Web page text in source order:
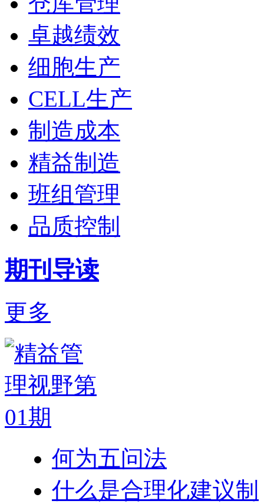
卓越绩效
细胞生产
CELL生产
制造成本
精益制造
班组管理
品质控制
期刊导读
更多
何为五问法
什么是合理化建议制